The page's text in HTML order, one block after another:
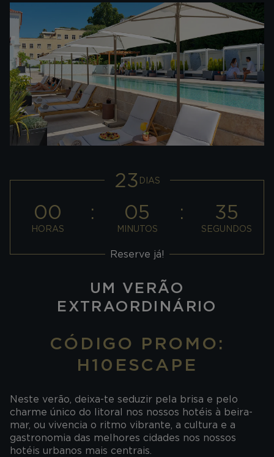
23 DIAS
00
HORAS
05
MINUTOS
34
SEGUNDOS
Reserve já!
UM VERÃO
EXTRAORDINÁRIO
CÓDIGO PROMO:
H10ESCAPE
Neste verão, deixa-te seduzir pela brisa e pelo
charme único do litoral nos nossos hotéis à beira-
mar, ou vivencia o ritmo vibrante, a cultura e a
gastronomia das melhores cidades nos nossos
hotéis urbanos mais centrais.